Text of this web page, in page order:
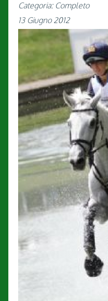
Categoria: Completo
13 Giugno 2012